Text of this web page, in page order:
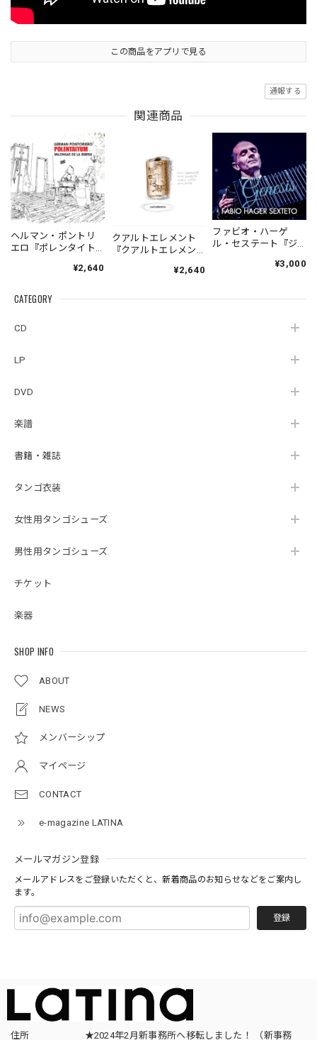
CATEGORY
CD
LP
DVD
楽譜
書籍・雑誌
タンゴ衣装
女性用タンゴシューズ
男性用タンゴシューズ
チケット
楽器
SHOP INFO
ABOUT
NEWS
メンバーシップ
マイページ
CONTACT
e-magazine LATINA
メールマガジン登録
メールアドレスをご登録いただくと、新着商品のお知らせなどをご案内し
ます。
登録
この商品をアプリで見る
通報する
関連商品
ヘルマン・ポントリ
エロ『ポレンタイト
Pontoriero『POLENT
la Ribera』
¥2,640
クアルトエレメント
『クアルトエレメン
Cuartoelemento『Cu
（007RECORDS-27）
¥2,640
ファビオ・ハーゲ
ル・セステート『ジ
¥3,000
住所
★2024年2月新事務所へ移転しました！ （新事務